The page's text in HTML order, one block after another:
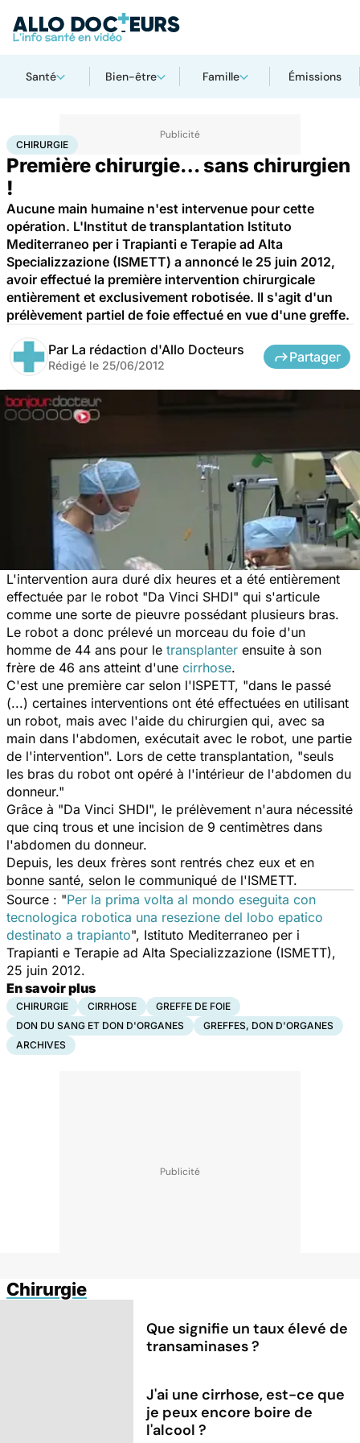
Santé Bien-être Famille Émissions
AccueilSanté Maladies
CHIRURGIE
Première chirurgie… sans chirurgien
!
Aucune main humaine n'est intervenue pour cette
opération. L'Institut de transplantation Istituto
Mediterraneo per i Trapianti e Terapie ad Alta
Specializzazione (ISMETT) a annoncé le 25 juin 2012,
avoir effectué la première intervention chirurgicale
entièrement et exclusivement robotisée. Il s'agit d'un
prélèvement partiel de foie effectué en vue d'une greffe.
Par La rédaction d'Allo Docteurs
Rédigé le 25/06/2012
Partager
L'intervention aura duré dix heures et a été entièrement
effectuée par le robot "Da Vinci SHDI" qui s'articule
comme une sorte de pieuvre possédant plusieurs bras.
Le robot a donc prélevé un morceau du foie d'un
homme de 44 ans pour le transplanter ensuite à son
frère de 46 ans atteint d'une cirrhose.
C'est une première car selon l'ISPETT, "dans le passé
(...) certaines interventions ont été effectuées en utilisant
un robot, mais avec l'aide du chirurgien qui, avec sa
main dans l'abdomen, exécutait avec le robot, une partie
de l'intervention". Lors de cette transplantation, "seuls
les bras du robot ont opéré à l'intérieur de l'abdomen du
donneur."
Grâce à "Da Vinci SHDI", le prélèvement n'aura nécessité
que cinq trous et une incision de 9 centimètres dans
l'abdomen du donneur.
Depuis, les deux frères sont rentrés chez eux et en
bonne santé, selon le communiqué de l'ISMETT.
Source : "Per la prima volta al mondo eseguita con
tecnologica robotica una resezione del lobo epatico
destinato a trapianto", Istituto Mediterraneo per i
Trapianti e Terapie ad Alta Specializzazione (ISMETT),
25 juin 2012.
En savoir plus
CHIRURGIE CIRRHOSE
GREFFE DE FOIE
DON DU SANG ET DON D'ORGANES
GREFFES, DON D'ORGANES
ARCHIVES
Chirurgie
Que signifie un taux élevé de
transaminases ?
J'ai une cirrhose, est-ce que
je peux encore boire de
l'alcool ?